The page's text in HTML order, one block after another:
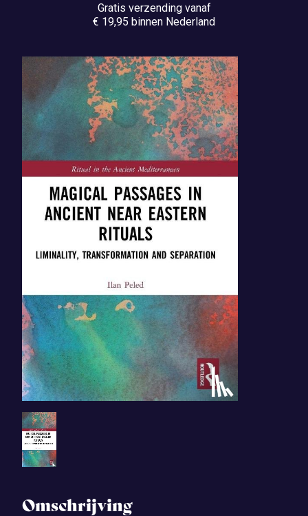
Omschrijving
Gratis verzending vanaf
€ 19,95 binnen Nederland